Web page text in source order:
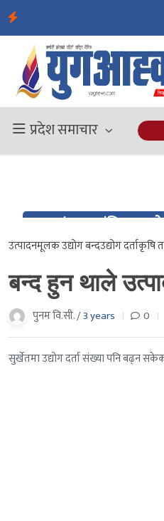
प्रदेश समाचार
29 / २०८० मंसिर १३ गते
Nov / २०८० मंसिर १३
उत्पादनमूलक उद्योग बन्दउद्योग दर्ताकृषि
बन्द हुन थाले
पुनम वि.सी. /3 years 0
सुर्खेतमा उद्योग दर्ता संख्या पनि बढ्न